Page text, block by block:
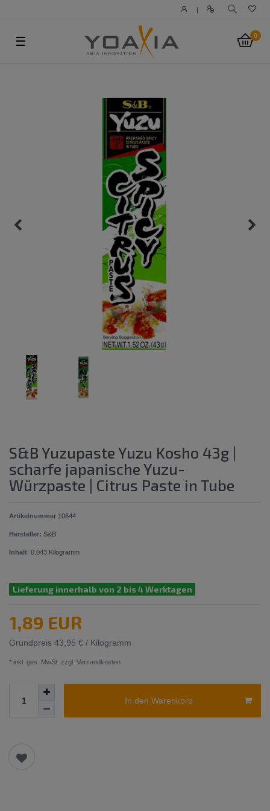
|
0
☰
S&B Yuzupaste Yuzu Kosho 43g |
scharfe japanische Yuzu-
Würzpaste | Citrus Paste in Tube
Artikelnummer 10644
Hersteller: S&B
Inhalt: 0.043 Kilogramm
Lieferung innerhalb von 2 bis 4 Werktagen
1,89 EUR
Grundpreis 43,95 € / Kilogramm
* inkl. ges. MwSt. zzgl. Versandkosten
In den Warenkorb